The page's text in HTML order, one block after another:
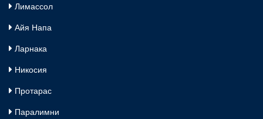
Лимассол
Айя Напа
Ларнака
Никосия
Протарас
Паралимни